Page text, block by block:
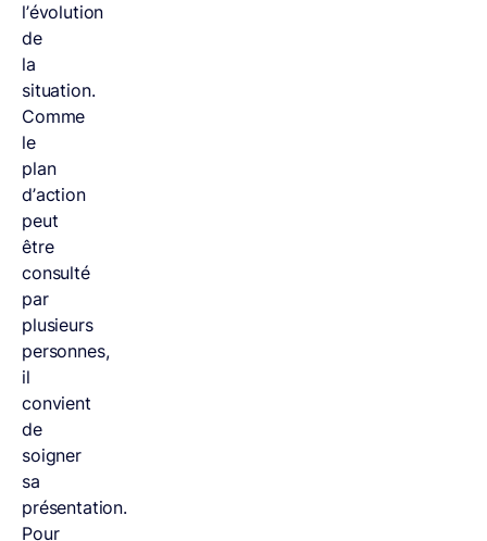
l’évolution
de
la
situation.
Comme
le
plan
d’action
peut
être
consulté
par
plusieurs
personnes,
il
convient
de
soigner
sa
présentation.
Pour